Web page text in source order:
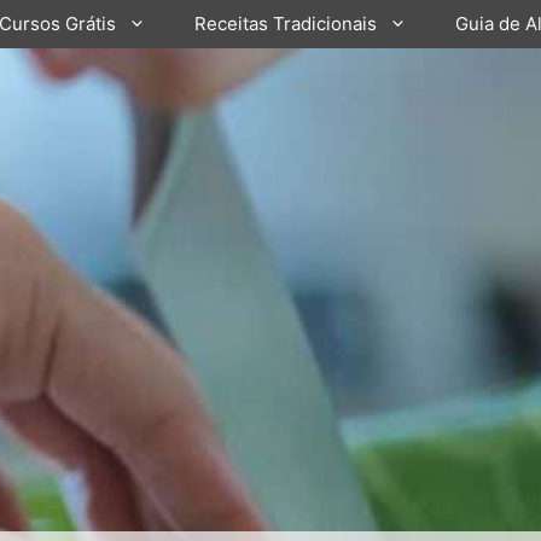
Cursos Grátis Receitas Tradicionais Guia de